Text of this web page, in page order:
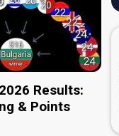
Results:
& Points